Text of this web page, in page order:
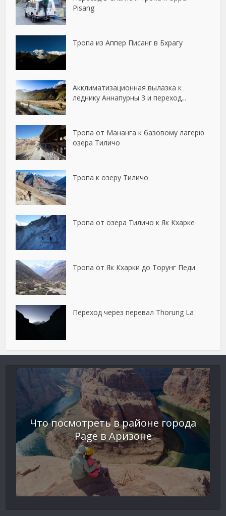
Pisang
Тропа из Аппер Писанг в Бхрагу
Акклиматизационная вылазка к
леднику Аннапурны 3 и переход...
Тропа от Мананга к базовому лагерю
озера Тиличо
Тропа к озеру Тиличо
Тропа от озера Тиличо к Як Кхарке
Тропа от Як Кхарки до Торунг Педи
Переход через перевал Thorung La
Что посмотреть в районе города
Page в Аризоне